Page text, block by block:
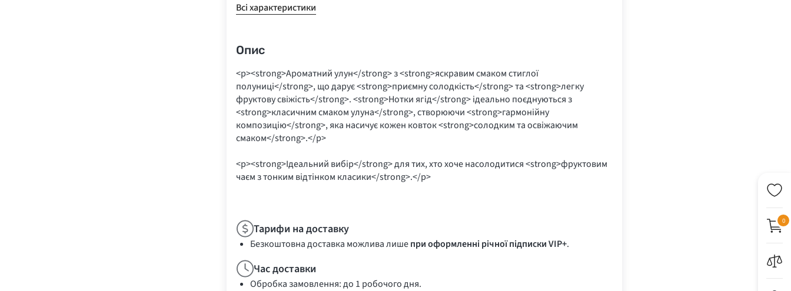
0
Всі характеристики
Опис
<p><strong>Ароматний улун</strong> з <strong>яскравим смаком стиглої
полуниці</strong>, що дарує <strong>приємну солодкість</strong> та <strong>легку
фруктову свіжість</strong>. <strong>Нотки ягід</strong> ідеально поєднуються з
<strong>класичним смаком улуна</strong>, створюючи <strong>гармонійну
композицію</strong>, яка насичує кожен ковток <strong>солодким та освіжаючим
смаком</strong>.</p>
<p><strong>Ідеальний вибір</strong> для тих, хто хоче насолодитися <strong>фруктовим
чаєм з тонким відтінком класики</strong>.</p>
Тарифи на доставку
Безкоштовна доставка можлива лишепри оформленні річної підписки VIP+.
Час доставки
Обробка замовлення: до 1 робочого дня.